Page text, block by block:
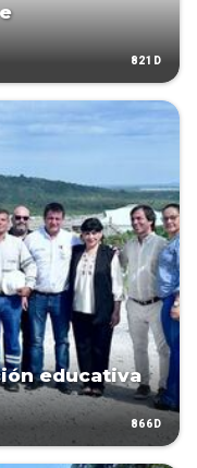
821D
educativa
866D